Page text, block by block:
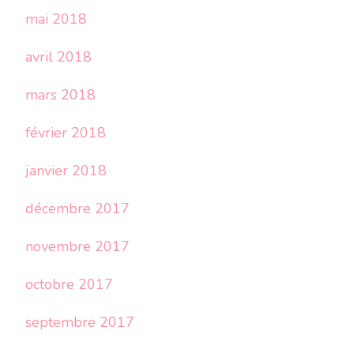
mai 2018
avril 2018
mars 2018
février 2018
janvier 2018
décembre 2017
novembre 2017
octobre 2017
septembre 2017